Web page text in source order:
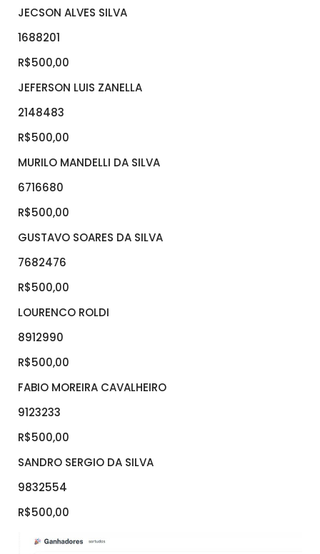
JECSON ALVES SILVA
1688201
R$500,00
JEFERSON LUIS ZANELLA
2148483
R$500,00
MURILO MANDELLI DA SILVA
6716680
R$500,00
GUSTAVO SOARES DA SILVA
7682476
R$500,00
LOURENCO ROLDI
8912990
R$500,00
FABIO MOREIRA CAVALHEIRO
9123233
R$500,00
SANDRO SERGIO DA SILVA
9832554
R$500,00